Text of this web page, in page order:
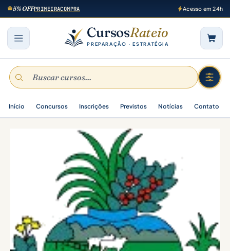
5% OFFPRIMEIRACOMPRA Acesso em 24h
CursosRateio
PREPARAÇÃO · ESTRATÉGIA
Início Concursos Inscrições Previstos Notícias Contato